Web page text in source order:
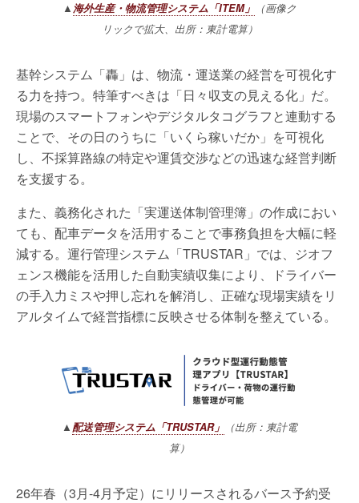
▲ 海外生産・物流管理システム「ITEM」
（画像ク
リックで拡大、出所：東計電算）
基幹システム「轟」は、物流・運送業の経営を可視化す
る力を持つ。特筆すべきは「日々収支の見える化」だ。
現場のスマートフォンやデジタルタコグラフと連動する
ことで、その日のうちに「いくら稼いだか」を可視化
し、不採算路線の特定や運賃交渉などの迅速な経営判断
を支援する。
また、義務化された「実運送体制管理簿」の作成におい
ても、配車データを活用することで事務負担を大幅に軽
減する。運行管理システム「TRUSTAR」では、ジオフ
ェンス機能を活用した自動実績収集により、ドライバー
の手入力ミスや押し忘れを解消し、正確な現場実績をリ
アルタイムで経営指標に反映させる体制を整えている。
▲ 配送管理システム「TRUSTAR」
（出所：東計電
算）
26年春（3月-4月予定）にリリースされるバース予約受